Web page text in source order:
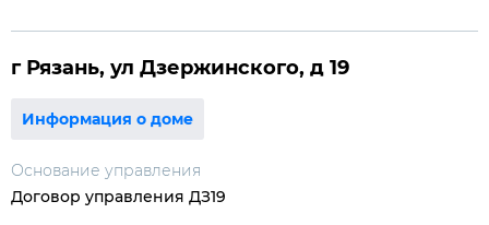
г Рязань, ул Дзержинского, д 19
Информация о доме
Основание управления
Договор управления ДЗ19